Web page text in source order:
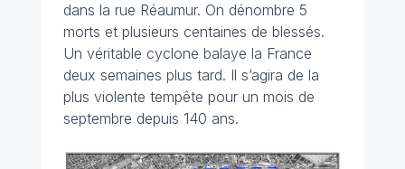
dans la rue Réaumur. On dénombre 5
morts et plusieurs centaines de blessés.
Un véritable cyclone balaye la France
deux semaines plus tard. Il s’agira de la
plus violente tempête pour un mois de
septembre depuis 140 ans.